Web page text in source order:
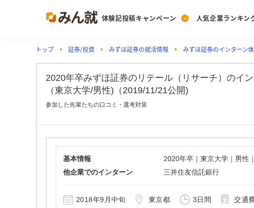
体験記投稿キャンペーン
Post
投稿する
人気企業ランキン
Ranking
ランキングを見る
Vote
PickUp
注目の企業特集
動画で知ろう！業界・企業研
トップ 証券/投資 みずほ証券の就活情報 みずほ証券のインターン
2020年卒みずほ証券のリテール（リサーチ）のイ
（東京大学/男性)（2019/11/21公開)
参加した先輩たちの口コミ・選考対策
基本情報
2020年卒｜東京大学｜男性
他企業でのインターン
三井住友信託銀行
2018年9月中旬 東京都 3日間 交通